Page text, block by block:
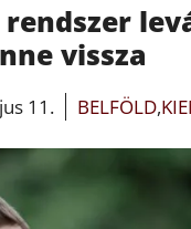
vissza
11. BELFÖLD,